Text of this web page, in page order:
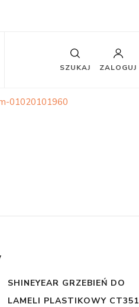
SZUKAJ ZALOGUJ
01020101960
SHINEYEAR GRZEBIEŃ DO
LAMELI PLASTIKOWY CT351